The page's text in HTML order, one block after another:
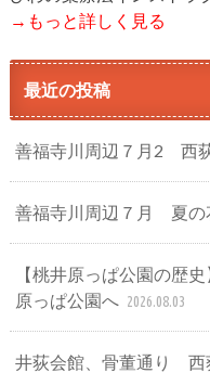
→もっと詳しく見る
最近の投稿
善福寺川周辺７月2 西
善福寺川周辺７月 夏の
【桃井原っぱ公園の歴
原っぱ公園へ 2026.08.03
井荻会館、骨董通り 西